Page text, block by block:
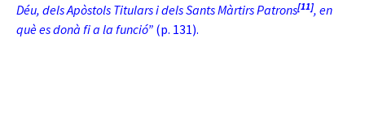
Déu, dels Apòstols Titulars i dels Sants Màrtirs Patrons[11], en
què es donà fi a la funció” (p. 131).